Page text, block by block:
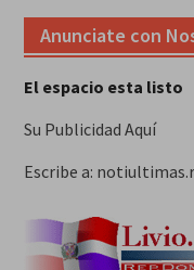
Anunciate con
El espacio esta listo
Su Publicidad Aquí
Escribe a: